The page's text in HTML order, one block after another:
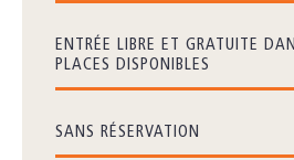
ENTRÉE LIBRE ET GRATUITE
PLACES DISPONIBLES
SANS RÉSERVATION